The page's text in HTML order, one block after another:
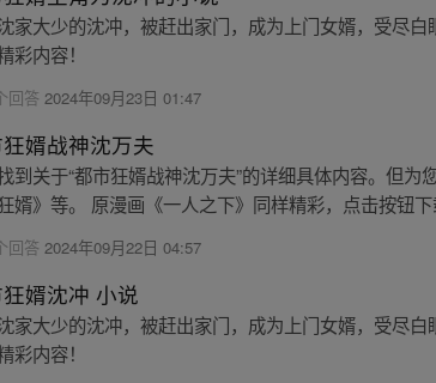
家大少的沈冲，被赶出家门，成为上门女婿，受尽
彩内容！
回答 2024年09月23日 01:47
婿战神沈万夫
到关于“都市狂婿战神沈万夫”的详细具体内容。但
婿》等。 原漫画《一人之下》同样精彩，点击按钮
回答 2024年09月22日 04:57
婿沈冲 小说
家大少的沈冲，被赶出家门，成为上门女婿，受尽
彩内容！